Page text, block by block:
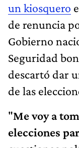
un kiosquero
de renuncia
Gobierno
Seguridad
descartó dar
de las
"Me voy a
elecciones